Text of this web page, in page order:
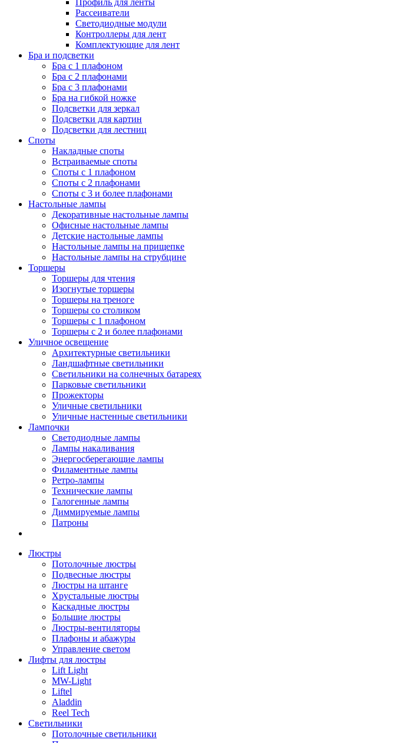
Профиль для ленты
Рассеиватели
Светодиодные модули
Контроллеры для лент
Комплектующие для лент
Бра и подсветки
Бра с 1 плафоном
Бра с 2 плафонами
Бра с 3 плафонами
Бра на гибкой ножке
Подсветки для зеркал
Подсветки для картин
Подсветки для лестниц
Споты
Накладные споты
Встраиваемые споты
Споты с 1 плафоном
Споты с 2 плафонами
Споты с 3 и более плафонами
Настольные лампы
Декоративные настольные лампы
Офисные настольные лампы
Детские настольные лампы
Настольные лампы на прищепке
Настольные лампы на струбцине
Торшеры
Торшеры для чтения
Изогнутые торшеры
Торшеры на треноге
Торшеры со столиком
Торшеры с 1 плафоном
Торшеры с 2 и более плафонами
Уличное освещение
Архитектурные светильники
Ландшафтные светильники
Светильники на солнечных батареях
Парковые светильники
Прожекторы
Уличные светильники
Уличные настенные светильники
Лампочки
Светодиодные лампы
Лампы накаливания
Энергосберегающие лампы
Филаментные лампы
Ретро-лампы
Технические лампы
Галогенные лампы
Диммируемые лампы
Патроны
Люстры
Потолочные люстры
Подвесные люстры
Люстры на штанге
Хрустальные люстры
Каскадные люстры
Большие люстры
Люстры-вентиляторы
Плафоны и абажуры
Управление светом
Лифты для люстры
Lift Light
MW-Light
Liftel
Aladdin
Reel Tech
Светильники
Потолочные светильники